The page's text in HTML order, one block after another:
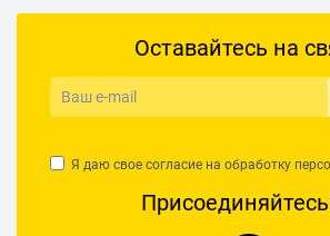
Оставайтесь на
Я даю свое согласие на обработку